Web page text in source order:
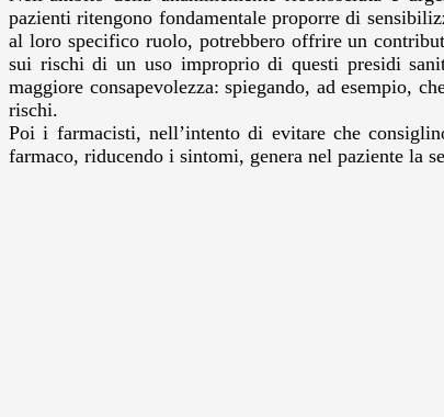
pazienti ritengono fondamentale proporre di
al loro specifico ruolo, potrebbero offrire un
sui rischi di un uso improprio di questi presidi
maggiore consapevolezza: spiegando, ad esempio,
rischi.
Poi i farmacisti, nell’intento di evitare che
farmaco, riducendo i sintomi, genera nel paziente la